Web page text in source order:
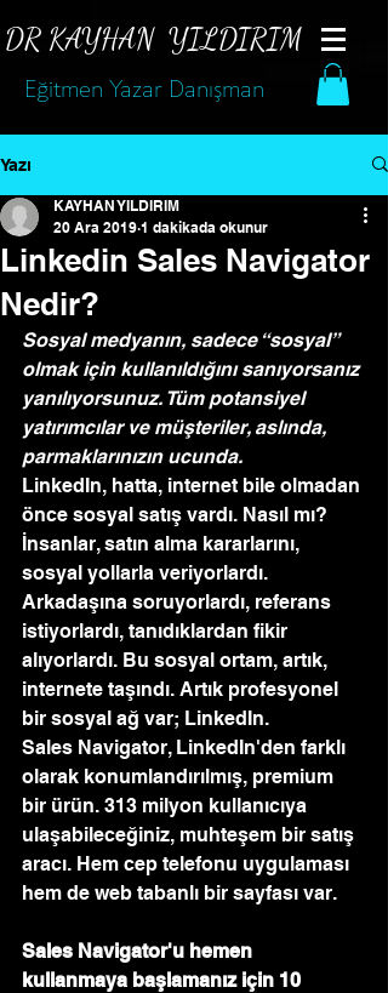
Eğitmen Yazar Danışman
DR KAYHAN YILDIRIM
Yazı
Linkedin Sales Navigator
Nedir?
KAYHAN YILDIRIM
20 Ara 2019 1 dakikada okunur
Sosyal medyanın, sadece “sosyal”
olmak için kullanıldığını sanıyorsanız
yanılıyorsunuz. Tüm potansiyel
yatırımcılar ve müşteriler, aslında,
parmaklarınızın ucunda.
LinkedIn, hatta, internet bile olmadan
önce sosyal satış vardı. Nasıl mı?
İnsanlar, satın alma kararlarını,
sosyal yollarla veriyorlardı.
Arkadaşına soruyorlardı, referans
istiyorlardı, tanıdıklardan fikir
alıyorlardı. Bu sosyal ortam, artık,
internete taşındı. Artık profesyonel
bir sosyal ağ var; LinkedIn.
Sales Navigator, LinkedIn'den farklı
olarak konumlandırılmış, premium
bir ürün. 313 milyon kullanıcıya
ulaşabileceğiniz, muhteşem bir satış
aracı. Hem cep telefonu uygulaması
hem de web tabanlı bir sayfası var.
Sales Navigator'u hemen
kullanmaya başlamanız için 10